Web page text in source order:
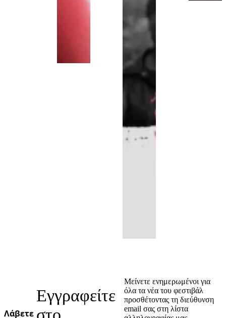
Λάβετε
Εγγραφείτε
Μείνετε ενημερωμένοι για
όλα τα νέα του φεστιβάλ
προσθέτοντας τη διεύθυνση
email σας στη λίστα